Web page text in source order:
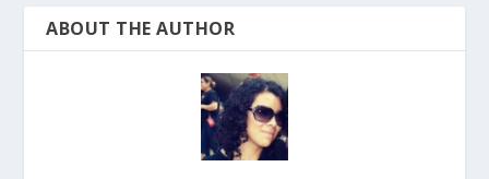
ABOUT THE AUTHOR